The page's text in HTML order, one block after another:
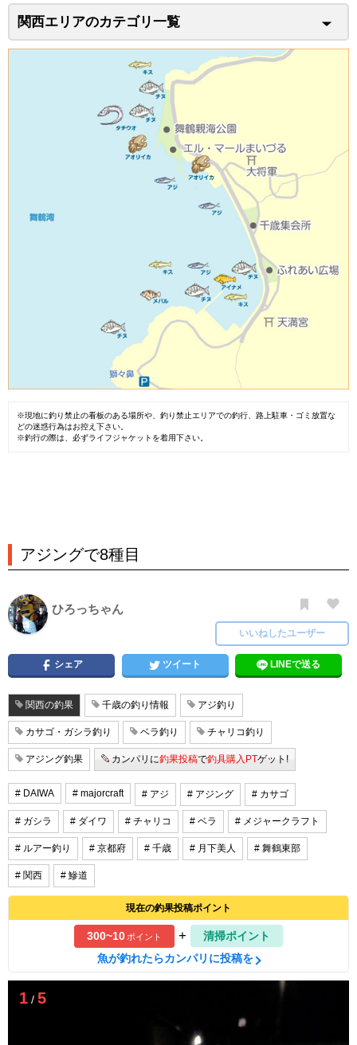
関西エリアのカテゴリ一覧
※現地に釣り禁止の看板のある場所や、釣り禁止エリアでの釣行、路上駐車・ゴミ放置な
どの迷惑行為はお控え下さい。
※釣行の際は、必ずライフジャケットを着用下さい。
アジングで8種目
ひろっちゃん
いいねしたユーザー
シェア ツイート LINEで送る
関西の釣果 千歳の釣り情報 アジ釣り
カサゴ・ガシラ釣り ベラ釣り チャリコ釣り
アジング釣果 カンパリに釣果投稿で釣具購入PTゲット!
# DAIWA # majorcraft # アジ # アジング # カサゴ
# ガシラ # ダイワ # チャリコ # ベラ # メジャークラフト
# ルアー釣り # 京都府 # 千歳 # 月下美人 # 舞鶴東部
# 関西 # 鰺道
現在の釣果投稿ポイント
300~10ポイント +
清掃ポイント
魚が釣れたらカンパリに投稿を
1 / 5